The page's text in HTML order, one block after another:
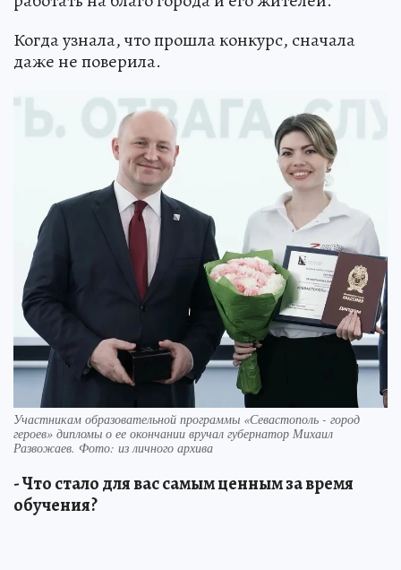
Когда узнала, что прошла конкурс, сначала
даже не поверила.
Участникам образовательной программы «Севастополь - город
героев» дипломы о ее окончании вручал губернатор Михаил
Развожаев. Фото: из личного архива
- Что стало для вас самым ценным за время
обучения?